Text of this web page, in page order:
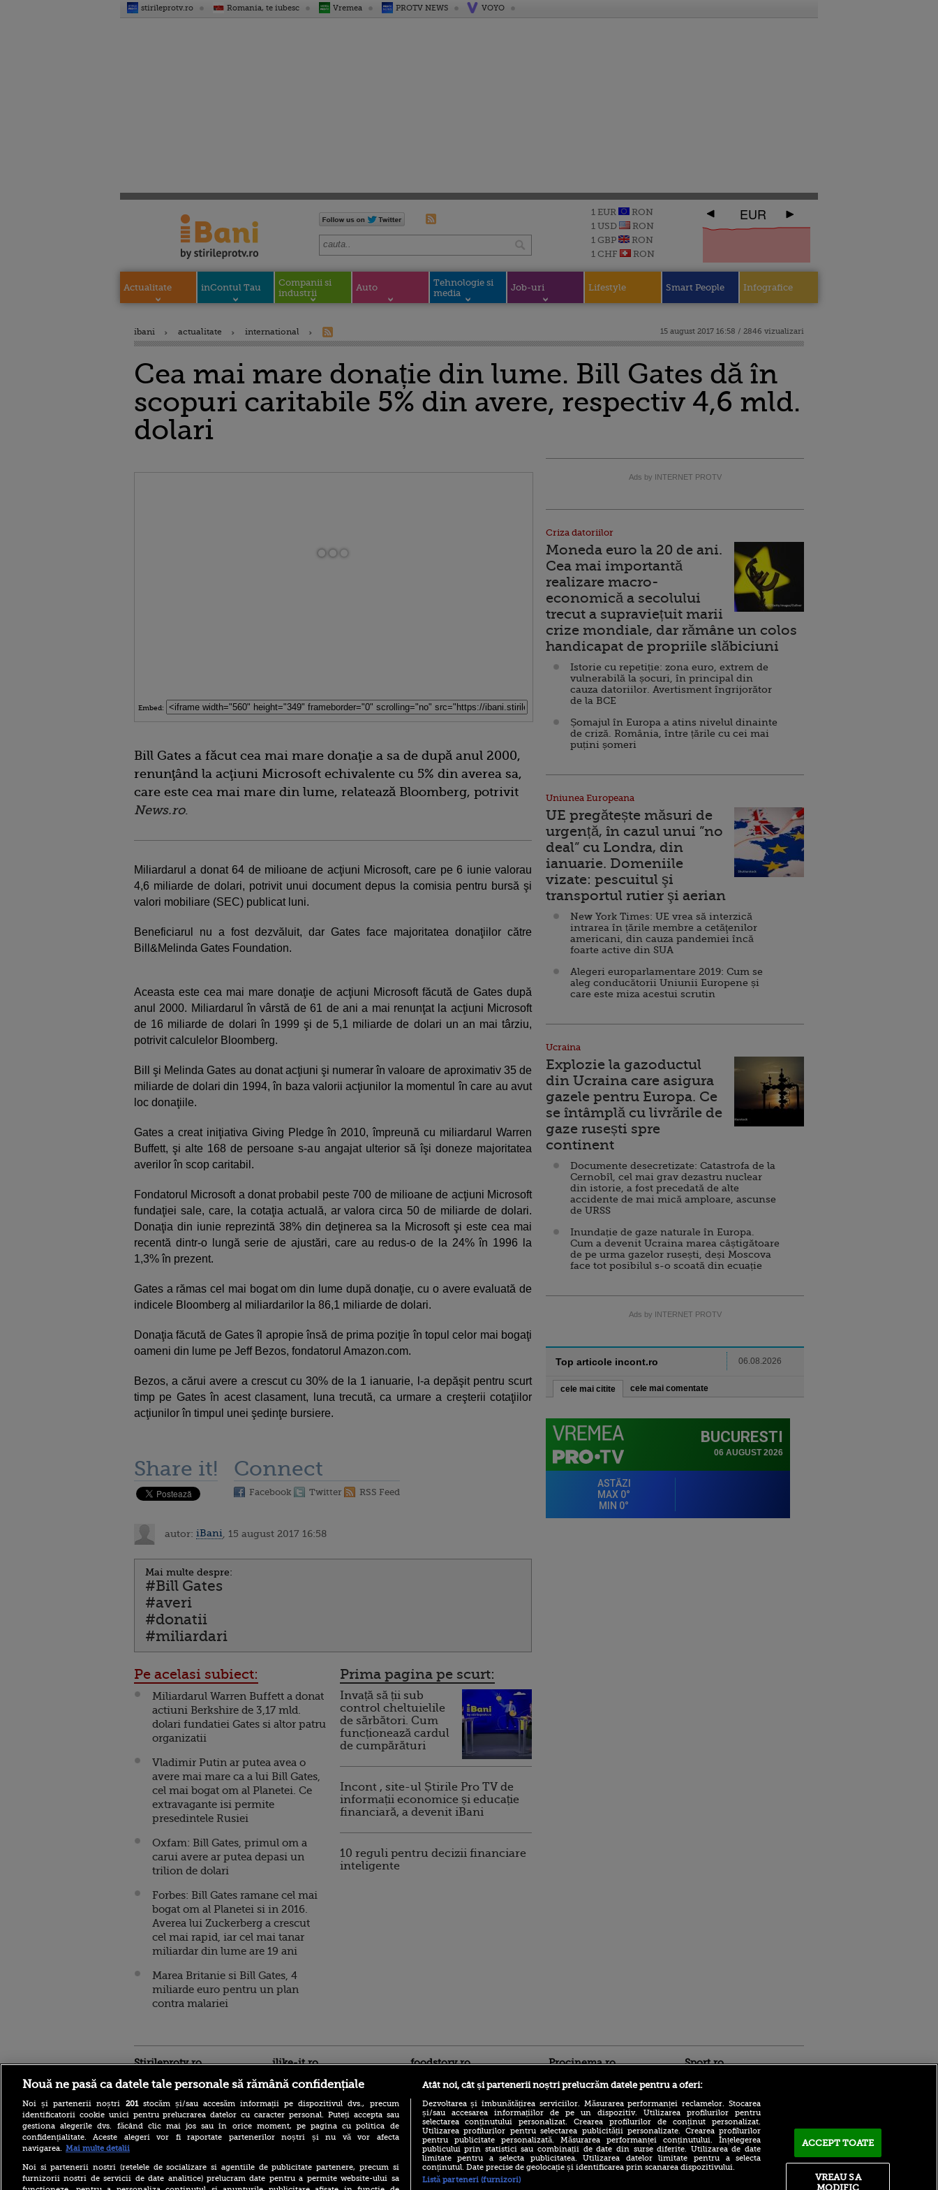
stirileprotv.ro Romania, te iubesc Vremea PROTV NEWS VOYO
1 EUR
RON
1 USD
RON
1 GBP
RON
1 CHF
RON
EUR
Actualitate inContul Tau
Companii si
industrii
Auto
Tehnologie si
media
Job-uri Lifestyle Smart People Infografice
ibani actualitate international 15 august 2017 16:58 / 2846 vizualizari
Cea mai mare donație din lume. Bill Gates dă în
scopuri caritabile 5% din avere, respectiv 4,6 mld.
dolari
Embed:
Bill Gates a făcut cea mai mare donaţie a sa de după anul 2000,
renunţând la acţiuni Microsoft echivalente cu 5% din averea sa,
care este cea mai mare din lume, relatează Bloomberg, potrivit
News.ro.
Miliardarul a donat 64 de milioane de acţiuni Microsoft, care pe 6 iunie valorau
4,6 miliarde de dolari, potrivit unui document depus la comisia pentru bursă şi
valori mobiliare (SEC) publicat luni.
Beneficiarul nu a fost dezvăluit, dar Gates face majoritatea donaţiilor către
Bill&Melinda Gates Foundation.
Aceasta este cea mai mare donaţie de acţiuni Microsoft făcută de Gates după
anul 2000. Miliardarul în vârstă de 61 de ani a mai renunţat la acţiuni Microsoft
de 16 miliarde de dolari în 1999 şi de 5,1 miliarde de dolari un an mai târziu,
potrivit calculelor Bloomberg.
Bill şi Melinda Gates au donat acţiuni şi numerar în valoare de aproximativ 35 de
miliarde de dolari din 1994, în baza valorii acţiunilor la momentul în care au avut
loc donaţiile.
Gates a creat iniţiativa Giving Pledge în 2010, împreună cu miliardarul Warren
Buffett, şi alte 168 de persoane s-au angajat ulterior să îşi doneze majoritatea
averilor în scop caritabil.
Fondatorul Microsoft a donat probabil peste 700 de milioane de acţiuni Microsoft
fundaţiei sale, care, la cotaţia actuală, ar valora circa 50 de miliarde de dolari.
Donaţia din iunie reprezintă 38% din deţinerea sa la Microsoft şi este cea mai
recentă dintr-o lungă serie de ajustări, care au redus-o de la 24% în 1996 la
1,3% în prezent.
Gates a rămas cel mai bogat om din lume după donaţie, cu o avere evaluată de
indicele Bloomberg al miliardarilor la 86,1 miliarde de dolari.
Donaţia făcută de Gates îl apropie însă de prima poziţie în topul celor mai bogaţi
oameni din lume pe Jeff Bezos, fondatorul Amazon.com.
Bezos, a cărui avere a crescut cu 30% de la 1 ianuarie, l-a depăşit pentru scurt
timp pe Gates în acest clasament, luna trecută, ca urmare a creşterii cotaţiilor
acţiunilor în timpul unei şedinţe bursiere.
Share it! Connect
Facebook Twitter RSS Feed
autor: iBani , 15 august 2017 16:58
Mai multe despre:
#Bill Gates
#averi
#donatii
#miliardari
Pe acelasi subiect:
Miliardarul Warren Buffett a donat
actiuni Berkshire de 3,17 mld.
dolari fundatiei Gates si altor patru
organizatii
Vladimir Putin ar putea avea o
avere mai mare ca a lui Bill Gates,
cel mai bogat om al Planetei. Ce
extravagante isi permite
presedintele Rusiei
Oxfam: Bill Gates, primul om a
carui avere ar putea depasi un
trilion de dolari
Forbes: Bill Gates ramane cel mai
bogat om al Planetei si in 2016.
Averea lui Zuckerberg a crescut
cel mai rapid, iar cel mai tanar
miliardar din lume are 19 ani
Marea Britanie si Bill Gates, 4
miliarde euro pentru un plan
contra malariei
Prima pagina pe scurt:
Invață să ții sub
control cheltuielile
de sărbători. Cum
funcționează cardul
de cumpărături
Incont , site-ul Știrile Pro TV de
informații economice și educație
financiară, a devenit iBani
10 reguli pentru decizii financiare
inteligente
Ads by INTERNET PROTV
Criza datoriilor
Moneda euro la 20 de ani.
Cea mai importantă
realizare macro-
economică a secolului
trecut a supraviețuit marii
crize mondiale, dar rămâne un colos
handicapat de propriile slăbiciuni
Istorie cu repetiție: zona euro, extrem de
vulnerabilă la șocuri, în principal din
cauza datoriilor. Avertisment îngrijorător
de la BCE
Șomajul în Europa a atins nivelul dinainte
de criză. România, între țările cu cei mai
puțini șomeri
Uniunea Europeana
UE pregătește măsuri de
urgență, în cazul unui ”no
deal” cu Londra, din
ianuarie. Domeniile
vizate: pescuitul şi
transportul rutier şi aerian
New York Times: UE vrea să interzică
intrarea în țările membre a cetăţenilor
americani, din cauza pandemiei încă
foarte active din SUA
Alegeri europarlamentare 2019: Cum se
aleg conducătorii Uniunii Europene și
care este miza acestui scrutin
Ucraina
Explozie la gazoductul
din Ucraina care asigura
gazele pentru Europa. Ce
se întâmplă cu livrările de
gaze rusești spre
continent
Documente desecretizate: Catastrofa de la
Cernobîl, cel mai grav dezastru nuclear
din istorie, a fost precedată de alte
accidente de mai mică amploare, ascunse
de URSS
Inundație de gaze naturale în Europa.
Cum a devenit Ucraina marea câștigătoare
de pe urma gazelor rusești, deși Moscova
face tot posibilul s-o scoată din ecuație
Ads by INTERNET PROTV
Top articole incont.ro 06.08.2026
cele mai citite cele mai comentate
Stirileprotv.ro
Românii cu credite aprobate
riscă să le piardă din cauza
blocajului de la ANCPI
ilike-it.ro foodstory.ro
(P) Descoperă Lumea
Evenimentelor din România
cu Transilvania Events!
Procinema.ro
Emoții intense pentru
Sport.ro
Billel Omrani, la un pas de
Nouă ne pasă ca datele tale personale să rămână confidențiale
Noi și partenerii noștri 201stocăm și/sau accesăm informații pe dispozitivul dvs., precum
identificatorii cookie unici pentru prelucrarea datelor cu caracter personal. Puteți accepta sau
gestiona alegerile dvs. făcând clic mai jos sau în orice moment, pe pagina cu politica de
confidențialitate. Aceste alegeri vor fi raportate partenerilor noștri și nu vă vor afecta
navigarea. Mai multe detalii
Noi si partenerii nostri (retelele de socializare si agentiile de publicitate partenere, precum si
furnizorii nostri de servicii de date analitice) prelucram date pentru a permite website-ului sa
Atât noi, cât și partenerii noștri prelucrăm datele pentru a oferi:
Dezvoltarea și îmbunătățirea serviciilor. Măsurarea performanței reclamelor. Stocarea
și/sau accesarea informațiilor de pe un dispozitiv. Utilizarea profilurilor pentru
selectarea conținutului personalizat. Crearea profilurilor de conținut personalizat.
Utilizarea profilurilor pentru selectarea publicității personalizate. Crearea profilurilor
pentru publicitate personalizată. Măsurarea performanței conținutului. Înțelegerea
publicului prin statistici sau combinații de date din surse diferite. Utilizarea de date
limitate pentru a selecta publicitatea. Utilizarea datelor limitate pentru a selecta
conținutul. Date precise de geolocație și identificarea prin scanarea dispozitivului.
Listă parteneri (furnizori)
ACCEPT TOATE
VREAU SA
MODIFIC